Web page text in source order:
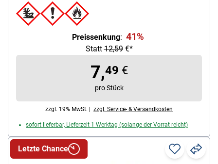
Metall,
Preissenkung: 41%
Statt12,59€*
7,49 €
pro Stück
zzgl. 19% MwSt. | zzgl. Service- & Versandkosten
sofort lieferbar, Lieferzeit 1 Werktag (solange der Vorrat reicht)
Letzte Chance